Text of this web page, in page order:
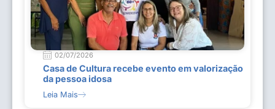
02/07/2026
Casa de Cultura recebe evento em valorização
da pessoa idosa
Leia Mais